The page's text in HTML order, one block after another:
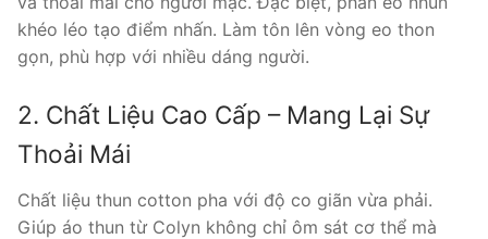
khéo léo tạo điểm nhấn. Làm tôn lên vòng eo thon
gọn, phù hợp với nhiều dáng người.
2. Chất Liệu Cao Cấp – Mang Lại Sự
Thoải Mái
Chất liệu thun cotton pha với độ co giãn vừa phải.
Giúp áo thun từ Colyn không chỉ ôm sát cơ thể mà